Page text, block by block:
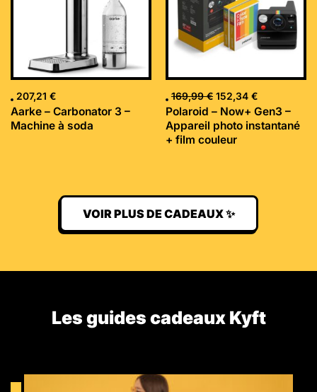
207,21 €
Aarke – Carbonator 3 –
Machine à soda
169,99€ 152,34 €
Polaroid – Now+ Gen3 –
Appareil photo instantané
+ film couleur
VOIR PLUS DE CADEAUX ✨
Les guides cadeaux Kyft​